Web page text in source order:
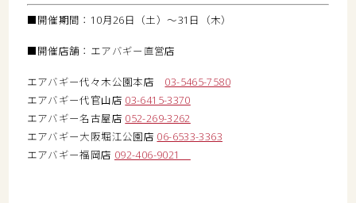
■開催期間：10月26日（土）～31日（木）
■開催店舗：エアバギー直営店
エアバギー代々木公園本店 03-5465-7580
エアバギー代官山店 03-6415-3370
エアバギー名古屋店 052-269-3262
エアバギー大阪堀江公園店 06-6533-3363
エアバギー福岡店 092-406-9021